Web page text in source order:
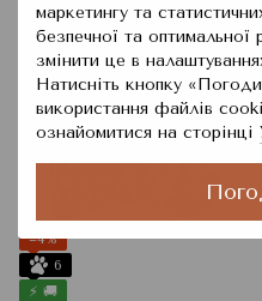
маркетингу та
безпечної та
змінити це в
Натисніть кнопку
використання файлів
ознайомитися на сторінці
−4%
6
⚡ 🚚